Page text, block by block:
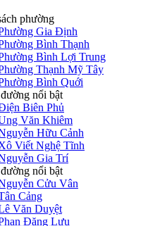
phường
Gia Định
Bình Thạnh
Bình Lợi Trung
Thạnh Mỹ Tây
Bình Quới
nổi bật
Biên Phủ
Văn Khiêm
Hữu Cảnh
Viết Nghệ Tĩnh
Gia Trí
nổi bật
Cửu Vân
Cảng
Văn Duyệt
Đăng Lưu